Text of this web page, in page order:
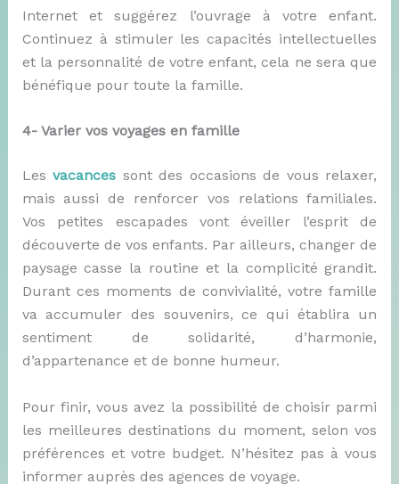
Internet et suggérez l’ouvrage à votre enfant.
Continuez à stimuler les capacités intellectuelles
et la personnalité de votre enfant, cela ne sera que
bénéfique pour toute la famille.
4- Varier vos voyages en famille
Lesvacances sont des occasions de vous relaxer,
mais aussi de renforcer vos relations familiales.
Vos petites escapades vont éveiller l’esprit de
découverte de vos enfants. Par ailleurs, changer de
paysage casse la routine et la complicité grandit.
Durant ces moments de convivialité, votre famille
va accumuler des souvenirs, ce qui établira un
sentiment de solidarité, d’harmonie,
d’appartenance et de bonne humeur.
Pour finir, vous avez la possibilité de choisir parmi
les meilleures destinations du moment, selon vos
préférences et votre budget. N’hésitez pas à vous
informer auprès des agences de voyage.